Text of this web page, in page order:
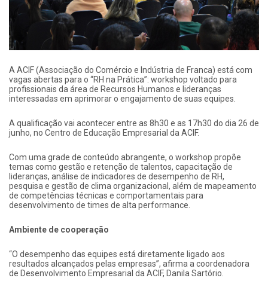
A ACIF (Associação do Comércio e Indústria de Franca) está com
vagas abertas para o “RH na Prática”: workshop voltado para
profissionais da área de Recursos Humanos e lideranças
interessadas em aprimorar o engajamento de suas equipes.
A qualificação vai acontecer entre as 8h30 e as 17h30 do dia 26 de
junho, no Centro de Educação Empresarial da ACIF.
Com uma grade de conteúdo abrangente, o workshop propõe
temas como gestão e retenção de talentos, capacitação de
lideranças, análise de indicadores de desempenho de RH,
pesquisa e gestão de clima organizacional, além de mapeamento
de competências técnicas e comportamentais para
desenvolvimento de times de alta performance.
Ambiente de cooperação
“O desempenho das equipes está diretamente ligado aos
resultados alcançados pelas empresas”, afirma a coordenadora
de Desenvolvimento Empresarial da ACIF, Danila Sartório.